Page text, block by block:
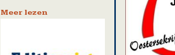
Meer lezen